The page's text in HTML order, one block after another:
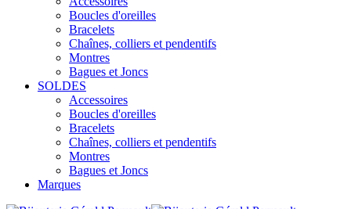
Boucles d'oreilles
Bracelets
Chaînes, colliers et pendentifs
Montres
Bagues et Joncs
SOLDES
Accessoires
Boucles d'oreilles
Bracelets
Chaînes, colliers et pendentifs
Montres
Bagues et Joncs
Marques